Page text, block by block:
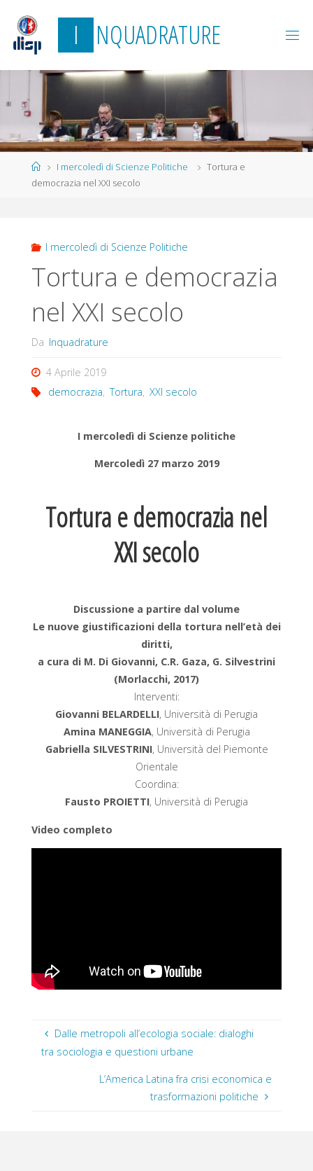
contenuto
I NQUADRATURE
HomeI mercoledì di Scienze Politiche
Tortura e
democrazia nel XXI secolo
I mercoledì di Scienze Politiche
Tortura e democrazia
nel XXI secolo
Da Inquadrature
4 Aprile 2019
democrazia, Tortura, XXI secolo
I mercoledì di Scienze politiche
Mercoledì 27 marzo 2019
Tortura e democrazia nel
XXI secolo
Discussione a partire dal volume
Le nuove giustificazioni della tortura nell’età dei
diritti,
a cura di M. Di Giovanni, C.R. Gaza, G. Silvestrini
(Morlacchi, 2017)
Interventi:
Giovanni BELARDELLI, Università di Perugia
Amina MANEGGIA, Università di Perugia
Gabriella SILVESTRINI, Università del Piemonte
Orientale
Coordina:
Fausto PROIETTI, Università di Perugia
Video completo
Dalle metropoli all’ecologia sociale: dialoghi
tra sociologia e questioni urbane
L’America Latina fra crisi economica e
trasformazioni politiche